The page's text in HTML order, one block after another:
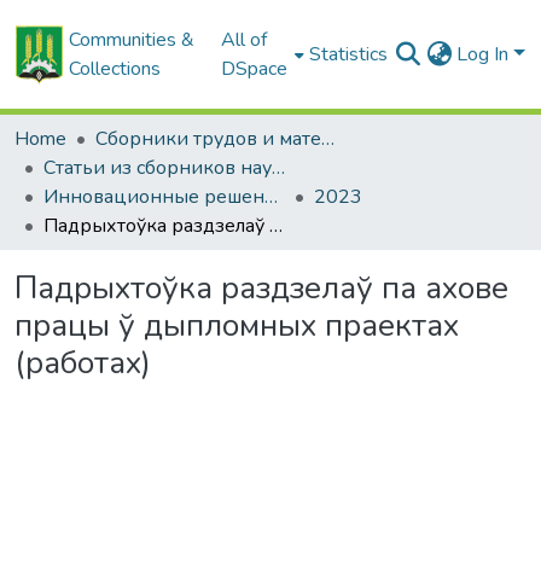
Communities &
Collections
All of
DSpace
Statistics Log In
Home
Сборники трудов и материалов конференций
Статьи из сборников научных трудов
Инновационные решения в технологиях и механизации сельскохозяйственного производства
2023
Падрыхтоўка раздзелаў па ахове працы ў дыпломных праектах (работах)
Падрыхтоўка раздзелаў па ахове
працы ў дыпломных праектах
(работах)